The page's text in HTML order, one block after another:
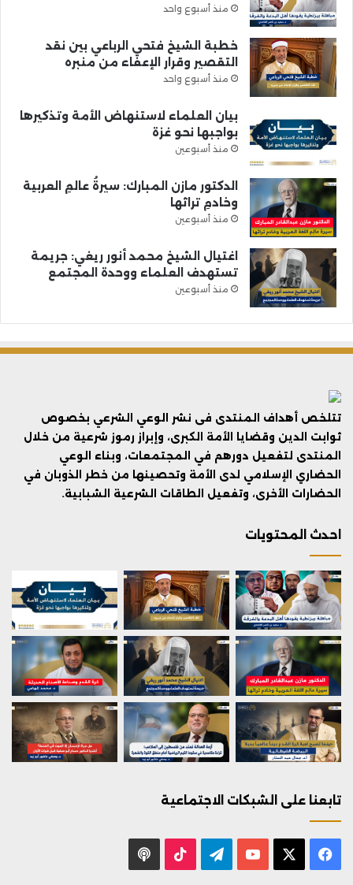
منذ أسبوع واحد
خطبة الشيخ فتحي الرباعي بين نقد
التقصير وقرار الإعفاء من منبره
منذ أسبوع واحد
بيان العلماء لاستنهاض الأمة وتذكيرها
بواجبها نحو غزة
منذ أسبوعين
الدكتور مازن المبارك: سيرةُ عالمِ العربية
وخادمِ تراثها
منذ أسبوعين
اغتيال الشيخ محمد أنور ريغي: جريمة
تستهدف العلماء ووحدة المجتمع
منذ أسبوعين
تتلخص أهداف المنتدى فى نشر الوعي الشرعي بخصوص
ثوابت الدين وقضايا الأمة الكبرى، وإبراز رموز شرعية من خلال
المنتدى لتفعيل دورهم في المجتمعات، وبناء الوعي
الحضاري الإسلامي لدى الأمة وتحصينها من خطر الذوبان في
الحضارات الأخرى، وتفعيل الطاقات الشرعية الشبابية.
احدث المحتويات
تابعنا على الشبكات الاجتماعية
فيسبوك يوتيوب تيلقرام ‫TikTok